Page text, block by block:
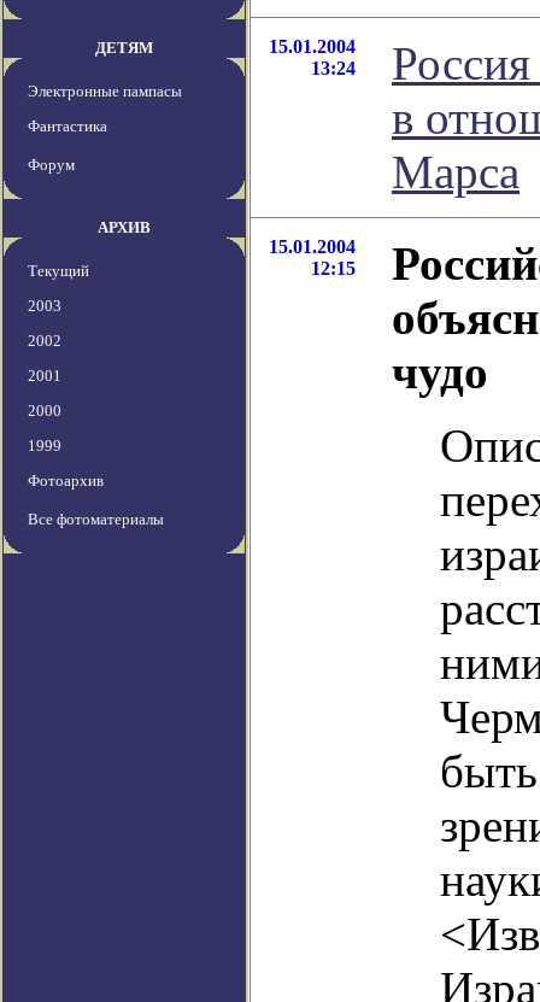
ДЕТЯМ
Электронные пампасы
Фантастика
Форум
АРХИВ
Текущий
2003
2002
2001
2000
1999
Фотоархив
Все фотоматериалы
15.01.2004
13:24
в
Марса
15.01.2004
12:15
чудо